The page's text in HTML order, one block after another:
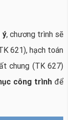
ý, chương trình sẽ
621), hạch toán
chung (TK 627)
công trình để